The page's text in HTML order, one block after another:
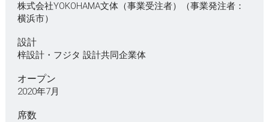
株式会社YOKOHAMA文体（事業受注者）（事業発注者：
横浜市）
設計
梓設計・フジタ 設計共同企業体
オープン
2020年7月
席数